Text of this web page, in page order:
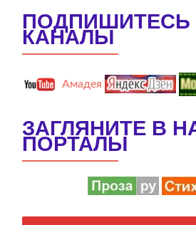
КАНАЛЫ
Амадея
ЗАГЛЯНИТЕ В
ПОРТАЛЫ